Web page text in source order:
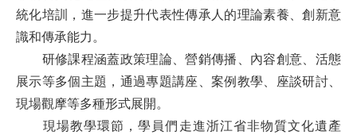
統化培訓，進一步提升代表性傳承人的理論素養、創新意
識和傳承能力。
研修課程涵蓋政策理論、營銷傳播、內容創意、活態
展示等多個主題，通過專題講座、案例教學、座談研討、
現場觀摩等多種形式展開。
現場教學環節，學員們走進浙江省非物質文化遺產